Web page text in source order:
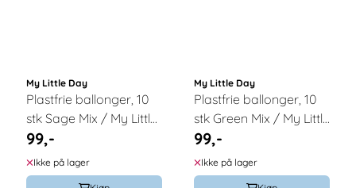
My Little Day
Plastfrie ballonger, 10
stk Sage Mix / My Little
Day
99,-
Ikke på lager
My Little Day
Plastfrie ballonger, 10
stk Green Mix / My Little
Day
99,-
Ikke på lager